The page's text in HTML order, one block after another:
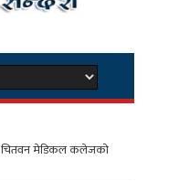
चितवन मेडिकल कलेजको